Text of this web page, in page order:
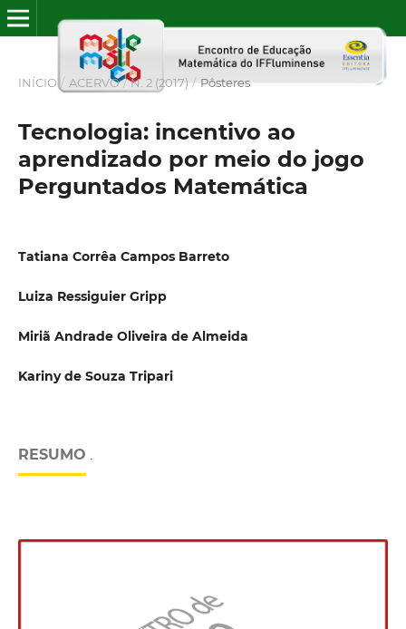
INÍCIO / ACERVO / N. 2 (2017) / Pôsteres
Tecnologia: incentivo ao
aprendizado por meio do jogo
Perguntados Matemática
Tatiana Corrêa Campos Barreto
Luiza Ressiguier Gripp
Miriã Andrade Oliveira de Almeida
Kariny de Souza Tripari
RESUMO .